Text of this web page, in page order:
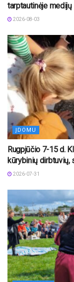
tarptautinėje medijų
2026-08-03
ĮDOMU
Rugpjūčio 7-15 d.
kūrybinių dirbtuvių,
2026-07-31